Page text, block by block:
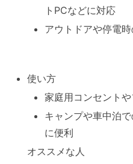
トPCなどに対応
アウトドアや停電
使い方
家庭用コンセント
キャンプや車中泊
に便利
オススメな人